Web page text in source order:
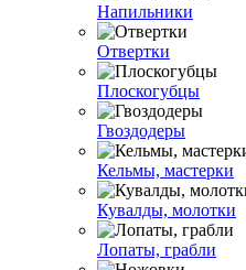
Напильники
Отвертки
Плоскогубцы
Гвоздодеры
Кельмы, мастерки
Кувалды, молотки
Лопаты, грабли